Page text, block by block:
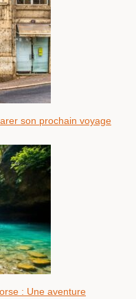
son prochain voyage
: Une aventure